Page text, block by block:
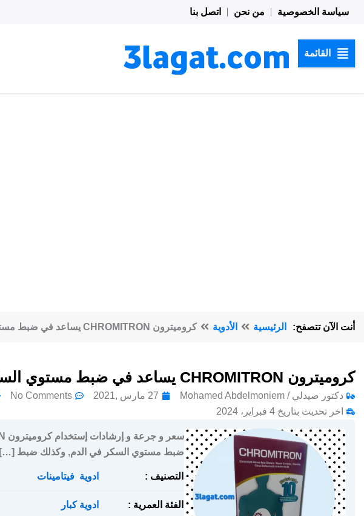
المحتوى
سياسة الخصوصية من نحن اتصل بنا
القائمة
أنت الآن تتصفح: الرئيسية الأدوية كروميترون CHROMITRON يساعد في ضبط مستوي السكر في الدم
كروميترون CHROMITRON يساعد في ضبط مستوي السكر في الدم
دكتور صيدلي / Mohamed Abdelmoniem 27 مارس ,2021 No Comments
اخر تحديث بتاريخ 4 فبراير، 2024
ضبط مستوي السكر في الدم, وكذلك ضبط […]
التصنيف : ادوية فيتامينات
الفئة العمرية : ادوية كبار